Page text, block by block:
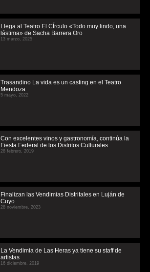
Llega al Teatro El CÍrculo «Todo muy lindo, una
lástima» de Sacha Barrera Oro
13 marzo, 2025
Trasandino La vida es un casting en el Teatro
Mendoza
5 mayo, 2022
Con excelentes vinos y gastronomía, continúa la
Fiesta Federal de los Distritos Culturales
28 febrero, 2019
Finalizan las Vendimias Distritales en Luján de
Cuyo
28 noviembre, 2023
La Vendimia de Las Heras ya tiene su staff de
artistas
16 diciembre, 2019